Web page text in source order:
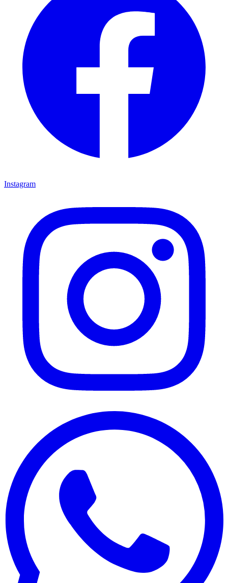
Instagram